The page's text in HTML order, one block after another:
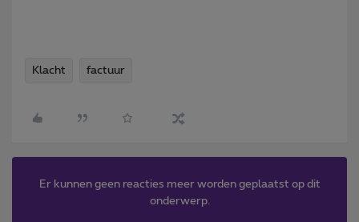
Klacht factuur
Er kunnen geen reacties meer worden geplaatst op dit
onderwerp.